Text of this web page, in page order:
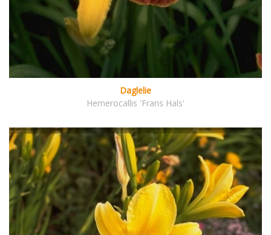
Daglelie
Hemerocallis 'Frans Hals'